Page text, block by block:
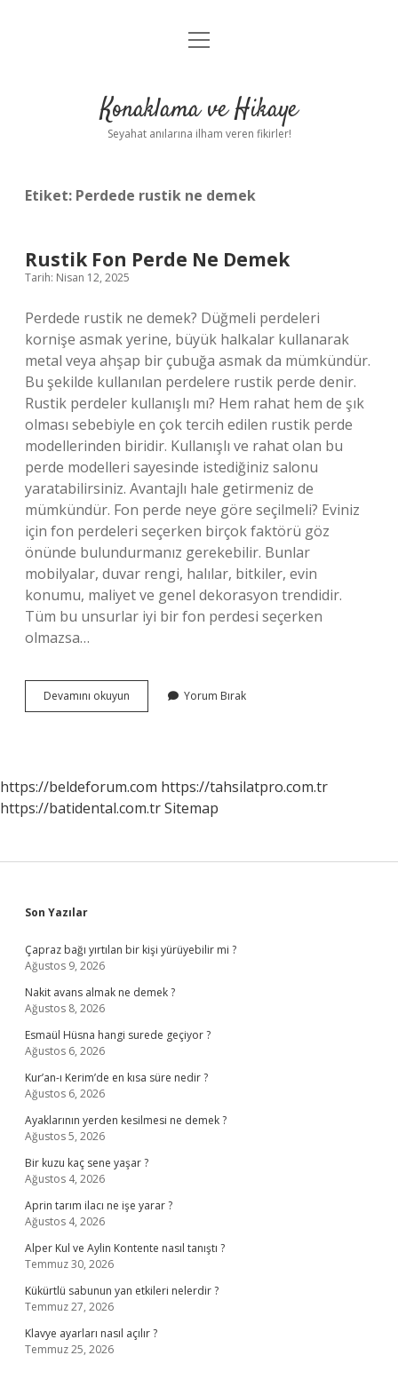
Anasayfa
Yasal Uyarı
menüyü
Konaklama ve Hikaye
Seyahat anılarına ilham veren fikirler!
Etiket: Perdede rustik ne demek
Rustik Fon Perde Ne Demek
Tarih: Nisan 12, 2025
Perdede rustik ne demek? Düğmeli perdeleri
kornişe asmak yerine, büyük halkalar kullanarak
metal veya ahşap bir çubuğa asmak da mümkündür.
Bu şekilde kullanılan perdelere rustik perde denir.
Rustik perdeler kullanışlı mı? Hem rahat hem de şık
olması sebebiyle en çok tercih edilen rustik perde
modellerinden biridir. Kullanışlı ve rahat olan bu
perde modelleri sayesinde istediğiniz salonu
yaratabilirsiniz. Avantajlı hale getirmeniz de
mümkündür. Fon perde neye göre seçilmeli? Eviniz
için fon perdeleri seçerken birçok faktörü göz
önünde bulundurmanız gerekebilir. Bunlar
mobilyalar, duvar rengi, halılar, bitkiler, evin
konumu, maliyet ve genel dekorasyon trendidir.
Tüm bu unsurlar iyi bir fon perdesi seçerken
olmazsa…
Devamını okuyun
Fon
Yorum Bırak
https://beldeforum.com https://tahsilatpro.com.tr
https://batidental.com.trSitemap
Sidebar
Son Yazılar
Çapraz bağı yırtılan bir kişi yürüyebilir mi ?
Ağustos 9, 2026
Nakit avans almak ne demek ?
Ağustos 8, 2026
Esmaül Hüsna hangi surede geçiyor ?
Ağustos 6, 2026
Kur’an-ı Kerim’de en kısa süre nedir ?
Ağustos 6, 2026
Ayaklarının yerden kesilmesi ne demek ?
Ağustos 5, 2026
Bir kuzu kaç sene yaşar ?
Ağustos 4, 2026
Aprin tarım ilacı ne işe yarar ?
Ağustos 4, 2026
Alper Kul ve Aylin Kontente nasıl tanıştı ?
Temmuz 30, 2026
Kükürtlü sabunun yan etkileri nelerdir ?
Temmuz 27, 2026
Klavye ayarları nasıl açılır ?
Temmuz 25, 2026